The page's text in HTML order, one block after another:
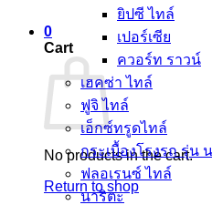
0
Cart
No products in the cart.
Return to shop
ยิปซี ไทล์
เปอร์เซีย
ควอร์ท ราวน์
เฮคซ่า ไทล์
ฟูจิ ไทล์
เอ็กซ์ทรูดไทล์
กระเบื้องโรงรถ รุ่น
ฟลอเรนซ์ ไทล์
นาริตะ